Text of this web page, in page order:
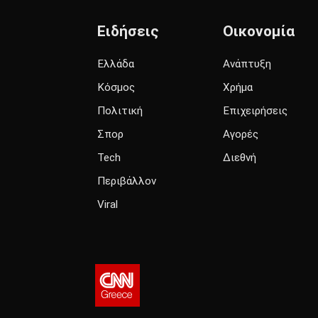
Ειδήσεις
Ελλάδα
Κόσμος
Πολιτική
Σπορ
Tech
Περιβάλλον
Viral
Οικονομία
Ανάπτυξη
Χρήμα
Επιχειρήσεις
Αγορές
Διεθνή